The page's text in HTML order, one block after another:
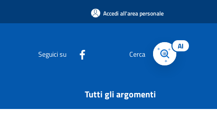
Accedi all'area personale
Seguici su Cerca
AI
Tutti gli argomenti